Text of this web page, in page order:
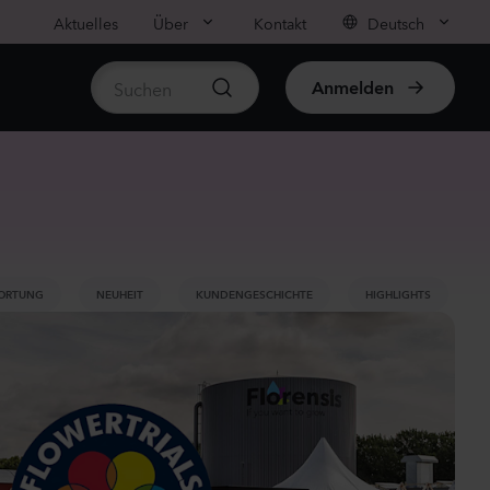
Aktuelles Über Kontakt Deutsch
Anmelden
NEUHEIT KUNDENGESCHICHTE HIGHLIGHTS